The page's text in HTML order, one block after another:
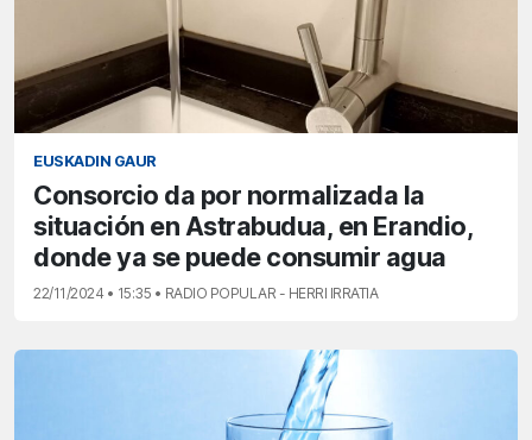
EUSKADIN GAUR
Consorcio da por normalizada la
situación en Astrabudua, en Erandio,
donde ya se puede consumir agua
22/11/2024 • 15:35 • RADIO POPULAR - HERRI IRRATIA